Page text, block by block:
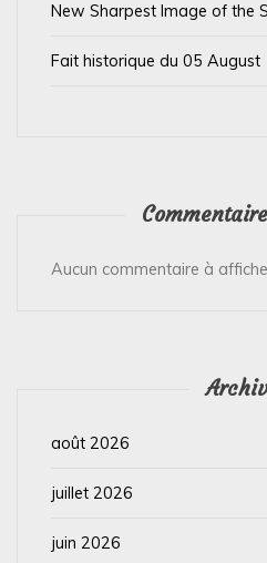
New Sharpest Image of the
Fait historique du 05 August
Aucun commentaire à
août 2026
juillet 2026
juin 2026